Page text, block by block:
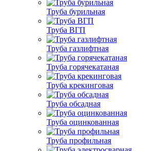
Труба бурильная
Труба ВГП
Труба газлифтная
Труба горячекатаная
Труба крекинговая
Труба обсадная
Труба оцинкованная
Труба профильная